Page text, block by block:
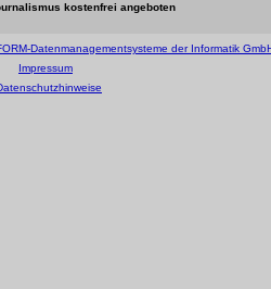
kostenfrei angeboten
Datenmanagementsysteme der Informatik
Impressum